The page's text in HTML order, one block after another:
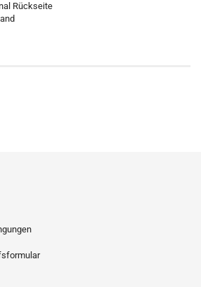
Rückseite